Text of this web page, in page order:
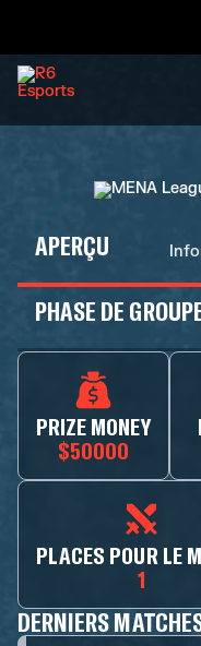
APERÇU
PHASE DE
PRIZE MONEY
$50000
PLACES POUR LE
1
DERNIERS